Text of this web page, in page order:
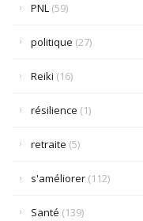
PNL (59)
politique (27)
Reiki (16)
résilience (1)
retraite (5)
s'améliorer (112)
Santé (139)